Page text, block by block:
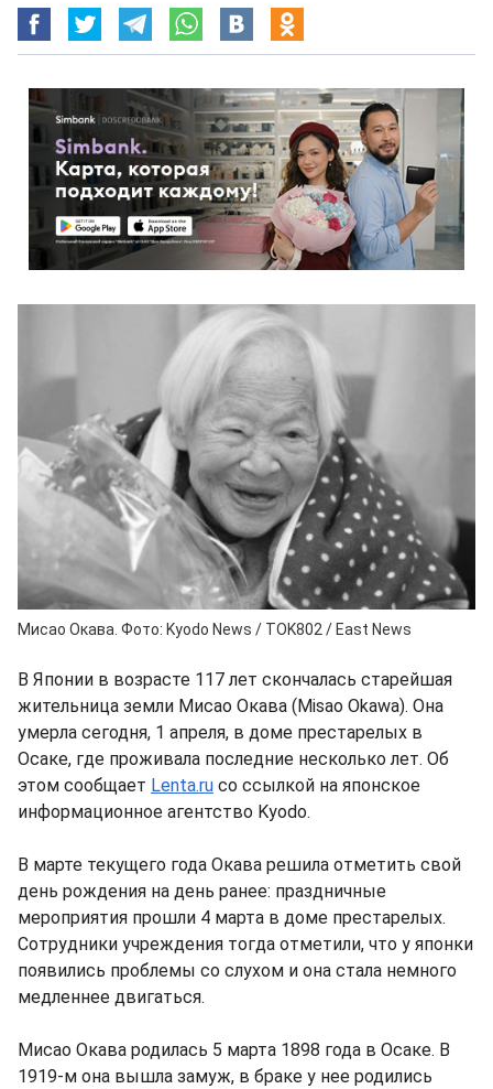
Мисао Окава. Фото: Kyodo News / TOK802 / East News
В Японии в возрасте 117 лет скончалась старейшая
жительница земли Мисао Окава (Misao Okawa). Она
умерла сегодня, 1 апреля, в доме престарелых в
Осаке, где проживала последние несколько лет. Об
этом сообщает Lenta.ru со ссылкой на японское
информационное агентство Kyodo.
В марте текущего года Окава решила отметить свой
день рождения на день ранее: праздничные
мероприятия прошли 4 марта в доме престарелых.
Сотрудники учреждения тогда отметили, что у японки
появились проблемы со слухом и она стала немного
медленнее двигаться.
Мисао Окава родилась 5 марта 1898 года в Осаке. В
1919-м она вышла замуж, в браке у нее родились